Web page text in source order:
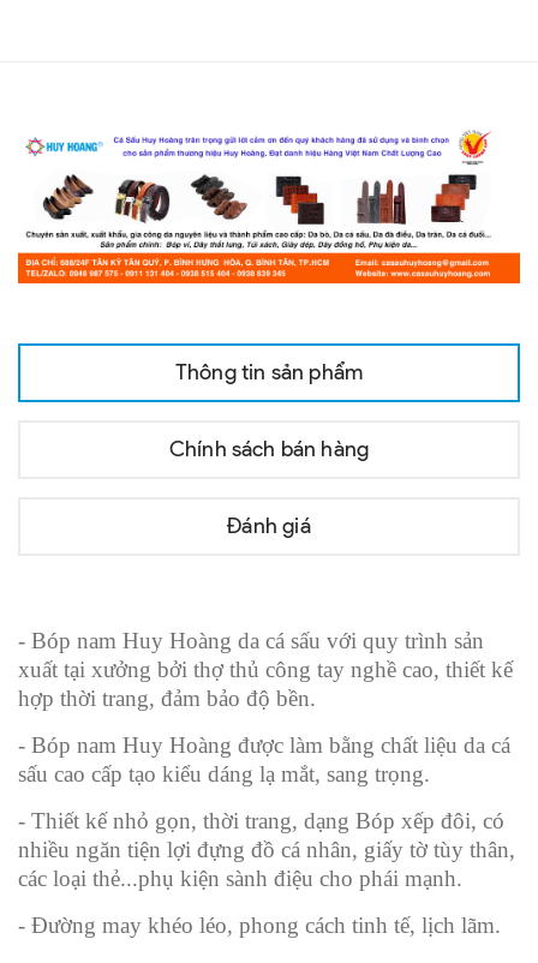
Thông tin sản phẩm
Chính sách bán hàng
Đánh giá
- Bóp nam Huy Hoàng da cá sấu với quy trình sản
xuất tại xưởng bởi thợ thủ công tay nghề cao, thiết kế
hợp thời trang, đảm bảo độ bền.
- Bóp nam Huy Hoàng được làm bằng chất liệu da cá
sấu cao cấp tạo kiểu dáng lạ mắt, sang trọng.
- Thiết kế nhỏ gọn, thời trang, dạng Bóp xếp đôi, có
nhiều ngăn tiện lợi đựng đồ cá nhân, giấy tờ tùy thân,
các loại thẻ...phụ kiện sành điệu cho phái mạnh.
- Đường may khéo léo, phong cách tinh tế, lịch lãm.